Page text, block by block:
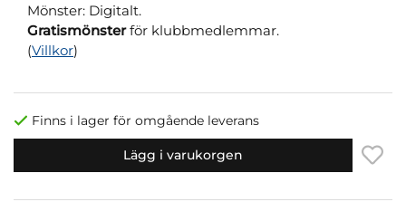
Mönster: Digitalt.
Gratismönsterför klubbmedlemmar.
(Villkor)
Finns i lager för omgående leverans
Lägg i varukorgen